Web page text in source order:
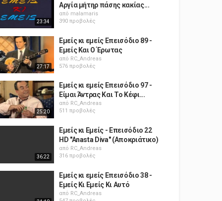
23:34
Αργία μήτηρ πάσης κακίας...
από malamaris
390 προβολές
27:17
Εμείς κι εμείς Επεισόδιο 89 -
Εμείς Και Ο Έρωτας
από RC_Andreas
576 προβολές
25:20
Εμείς κι εμείς Επεισόδιο 97 -
Είμαι Άντρας Και Το Κέφι...
από RC_Andreas
511 προβολές
36:22
Εμείς κι Εμείς - Επεισόδιο 22
HD "Anasta Diva" (Αποκριάτικο)
από RC_Andreas
316 προβολές
Εμείς κι εμείς Επεισόδιο 38 -
Εμείς Κι Εμείς Κι Αυτό
από RC_Andreas